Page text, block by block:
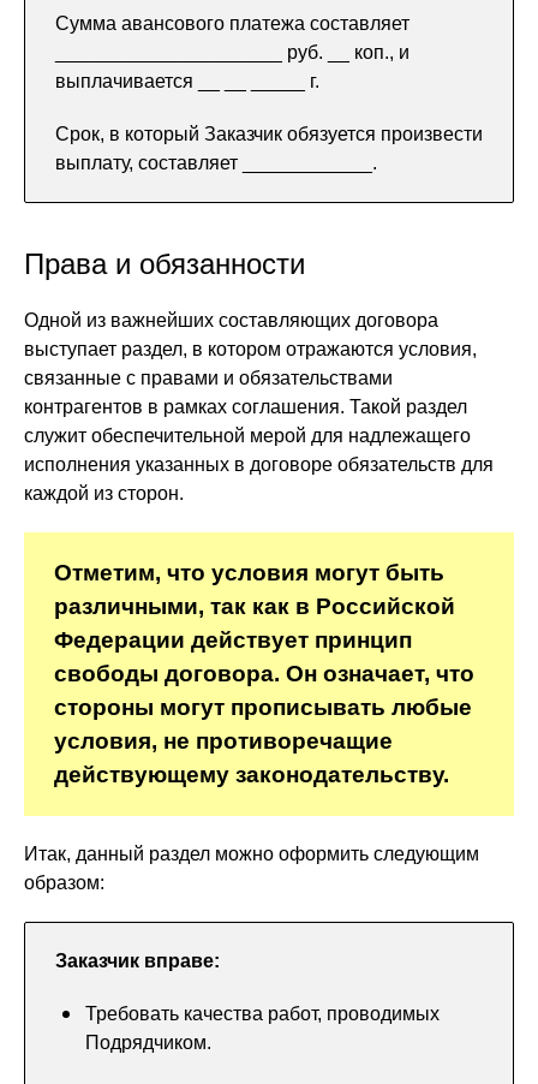
Сумма авансового платежа составляет
_____________________ руб. __ коп., и
выплачивается __ __ _____ г.
Срок, в который Заказчик обязуется произвести
выплату, составляет ____________.
Права и обязанности
Одной из важнейших составляющих договора
выступает раздел, в котором отражаются условия,
связанные с правами и обязательствами
контрагентов в рамках соглашения. Такой раздел
служит обеспечительной мерой для надлежащего
исполнения указанных в договоре обязательств для
каждой из сторон.
Отметим, что условия могут быть
различными, так как в Российской
Федерации действует принцип
свободы договора. Он означает, что
стороны могут прописывать любые
условия, не противоречащие
действующему законодательству.
Итак, данный раздел можно оформить следующим
образом:
Заказчик вправе:
Требовать качества работ, проводимых
Подрядчиком.